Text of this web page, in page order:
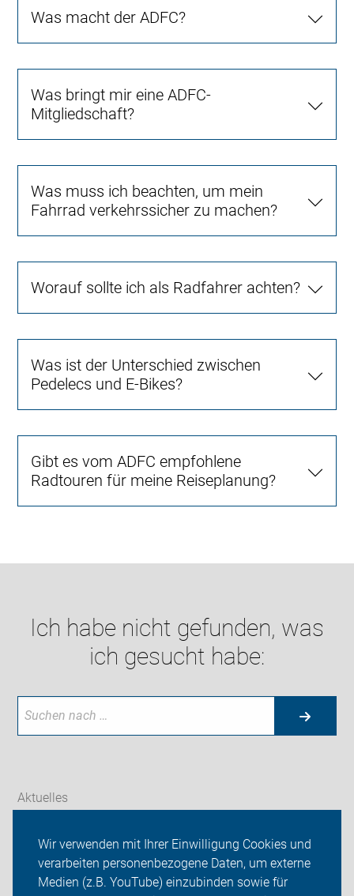
Wir verwenden mit Ihrer Einwilligung Cookies und
verarbeiten personenbezogene Daten, um externe
Medien (z.B. YouTube) einzubinden sowie für
Was macht der ADFC?
Was bringt mir eine ADFC-
Mitgliedschaft?
Was muss ich beachten, um mein
Fahrrad verkehrssicher zu machen?
Worauf sollte ich als Radfahrer achten?
Was ist der Unterschied zwischen
Pedelecs und E-Bikes?
Gibt es vom ADFC empfohlene
Radtouren für meine Reiseplanung?
Ich habe nicht gefunden, was
ich gesucht habe:
Aktuelles
ADFC Enger-Spenge